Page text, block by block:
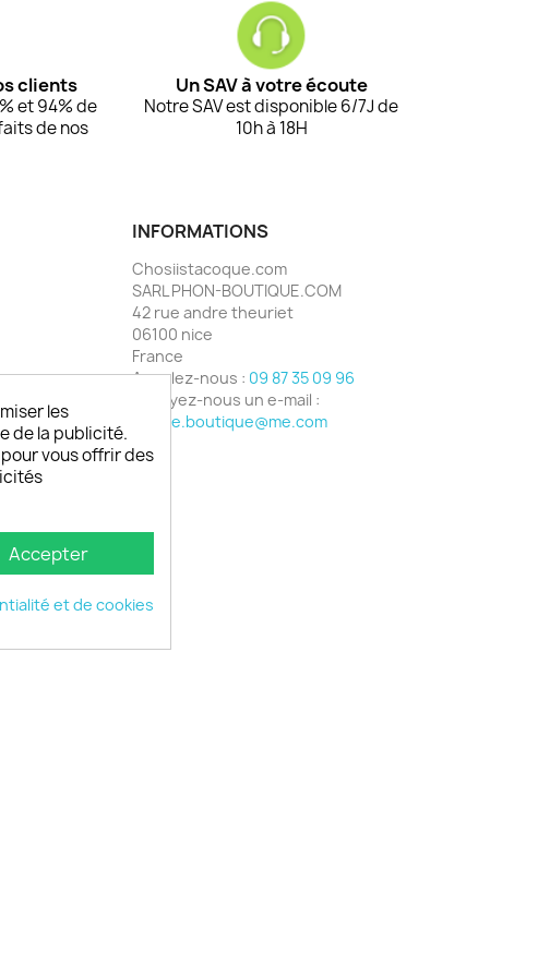
clients
et 94% de
de nos
Un SAV à votre écoute
Notre SAV est disponible 6/7J de
10h à 18H
INFORMATIONS
Chosiistacoque.com
SARL PHON-BOUTIQUE.COM
42 rue andre theuriet
06100 nice
France
Appelez-nous : 09 87 35 09 96
Envoyez-nous un e-mail :
phone.boutique@me.com
les
de la publicité.
vous offrir des
Accepter
et de cookies